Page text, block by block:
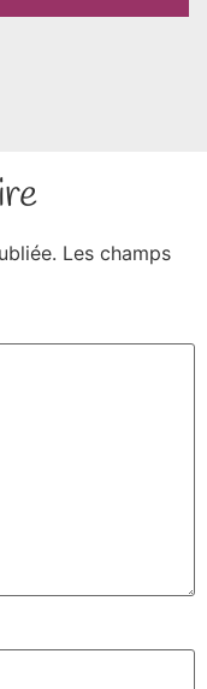
Les champs